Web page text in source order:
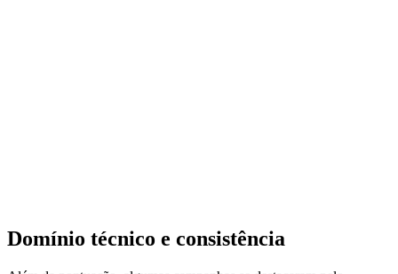
Domínio técnico e consistência